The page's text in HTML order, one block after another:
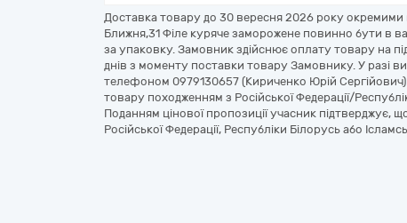
Доставка товару до 30 вересня 2026 року окремими
Ближня,31 Філе куряче заморожене повинно бути в
за упаковку. Замовник здійснює оплату товару на
днів з моменту поставки товару Замовнику. У разі
телефоном 0979130657 (Кириченко Юрій
товару походженням з Російської Федерації/
Поданням цінової пропозиції учасник
Російської Федерації, Республіки Білорусь або